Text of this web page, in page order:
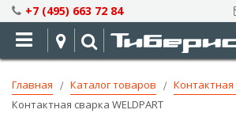
Skip
to
Content
+7 (495) 663 72 84
Главная Каталог товаров
Контактная
Контактная сварка WELDPART